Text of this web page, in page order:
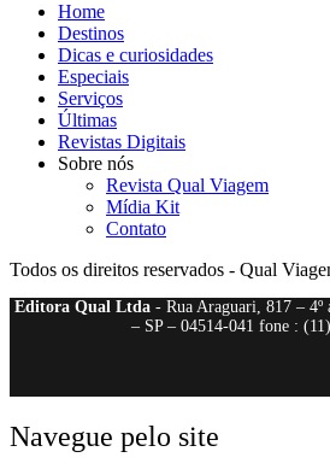
Home
Destinos
Dicas e curiosidades
Especiais
Serviços
Últimas
Revistas Digitais
Sobre nós
Revista Qual Viagem
Mídia Kit
Contato
Todos os direitos reservados - Qual
Editora Qual Ltda- Rua Araguari, 817 – 4º
– SP – 04514-041 fone :
Navegue pelo site